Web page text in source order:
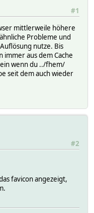
#1
mittlerweile höhere
Probleme und
nutze. Bis
immer aus dem Cache
wenn du ../fhem/
seit dem auch wieder
#2
favicon angezeigt,